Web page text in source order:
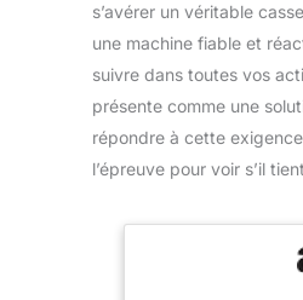
s’avérer un véritable
une machine fiable et
suivre dans toutes vos
présente comme une
répondre à cette
l’épreuve pour voir s’il